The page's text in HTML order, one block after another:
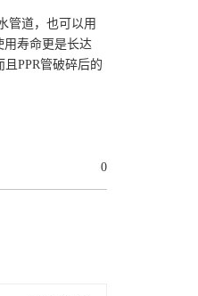
管道，也可以用
用寿命更是长达
PPR管破碎后的
0